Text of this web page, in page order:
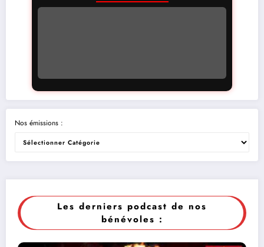
Nos émissions :
Les derniers podcast de nos
bénévoles :